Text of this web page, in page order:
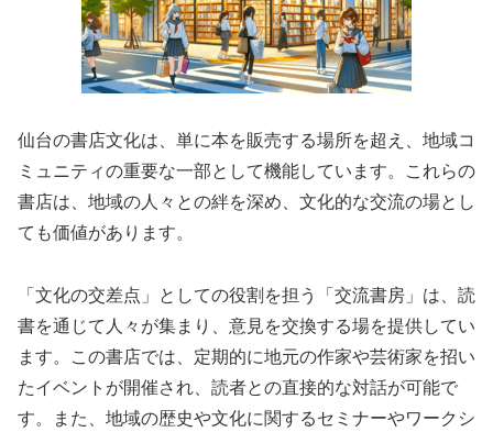
仙台の書店文化は、単に本を販売する場所を超え、地域コ
ミュニティの重要な一部として機能しています。これらの
書店は、地域の人々との絆を深め、文化的な交流の場とし
ても価値があります。
「文化の交差点」としての役割を担う「交流書房」は、読
書を通じて人々が集まり、意見を交換する場を提供してい
ます。この書店では、定期的に地元の作家や芸術家を招い
たイベントが開催され、読者との直接的な対話が可能で
す。また、地域の歴史や文化に関するセミナーやワークシ